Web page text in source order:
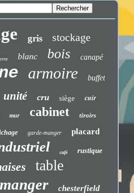
gris stockage
blanc bois canapé
armoire buffet
unité cru siège cuir
mur cabinet tiroirs
garde-manger placard
café rustique
table
chesterfield